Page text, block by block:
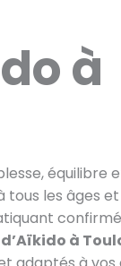
à
équilibre
tous les âges
à